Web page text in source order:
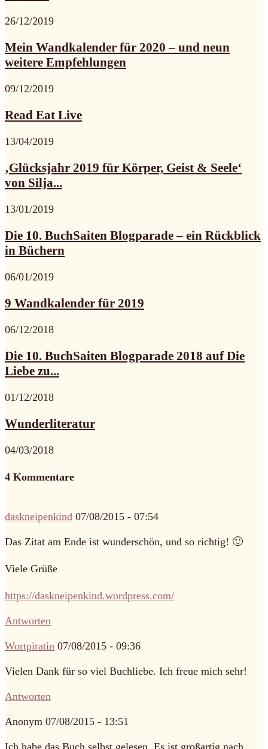
26/12/2019
Mein Wandkalender für 2020 – und neun
weitere Empfehlungen
09/12/2019
Read Eat Live
13/04/2019
‚Glücksjahr 2019 für Körper, Geist & Seele‘
von Silja...
13/01/2019
Die 10. BuchSaiten Blogparade – ein Rückblick
in Büchern
06/01/2019
9 Wandkalender für 2019
06/12/2018
Die 10. BuchSaiten Blogparade 2018 auf Die
Liebe zu...
01/12/2018
Wunderliteratur
04/03/2018
4 Kommentare
daskneipenkind 07/08/2015 - 07:54
Das Zitat am Ende ist wunderschön, und so richtig! 🙂
Viele Grüße
https://daskneipenkind.wordpress.com/
Antworten
Wortpiratin 07/08/2015 - 09:36
Vielen Dank für so viel Buchliebe. Ich freue mich sehr!
Antworten
Anonym 07/08/2015 - 13:51